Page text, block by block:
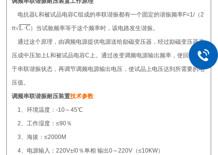
电抗器L和被试品电容C组成的串联谐振都有一个固定的谐振频率F=1/（2
π√L·C）当试验频率等于这个频率时，该电路发生谐振。
通过这个原理，由调频电源提供电源送给励磁变压器，经过励磁变压器变
压成中压加上L和被试品电容C上。通过改变调频电源输出频率，使回路处
于串联谐振状态，再调节调频电源输出电压，使试品上电压达到所需要的电
压值。
调频串联谐振耐压装置技术参数
1、环境温度：-10～45℃
2、工作湿度：≤90％
3、海拔：≤2000M
4、电源输入：220V±l0％单相 输出0～220V（≤10KW）